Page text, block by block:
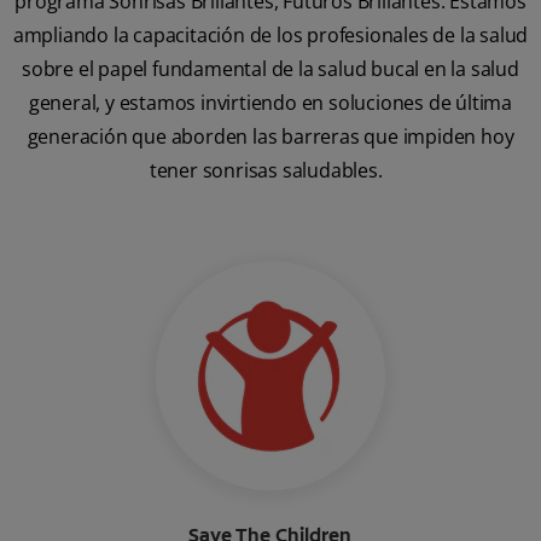
ampliando la capacitación de los profesionales de la salud
sobre el papel fundamental de la salud bucal en la salud
general, y estamos invirtiendo en soluciones de última
generación que aborden las barreras que impiden hoy
tener sonrisas saludables.
Save The Children